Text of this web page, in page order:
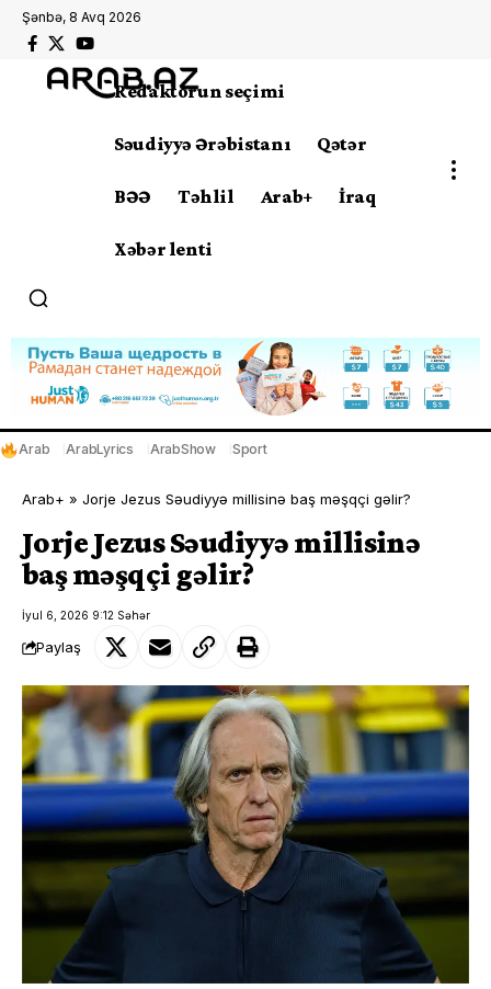
Şənbə, 8 Avq 2026
Redaktorun seçimi
Səudiyyə Ərəbistanı Qətər
BƏƏ Təhlil Arab+ İraq
Xəbər lenti
Arab ArabLyrics ArabShow Sport
Arab+ » Jorje Jezus Səudiyyə millisinə baş məşqçi gəlir?
Jorje Jezus Səudiyyə millisinə
baş məşqçi gəlir?
İyul 6, 2026 9:12 Səhər
Paylaş